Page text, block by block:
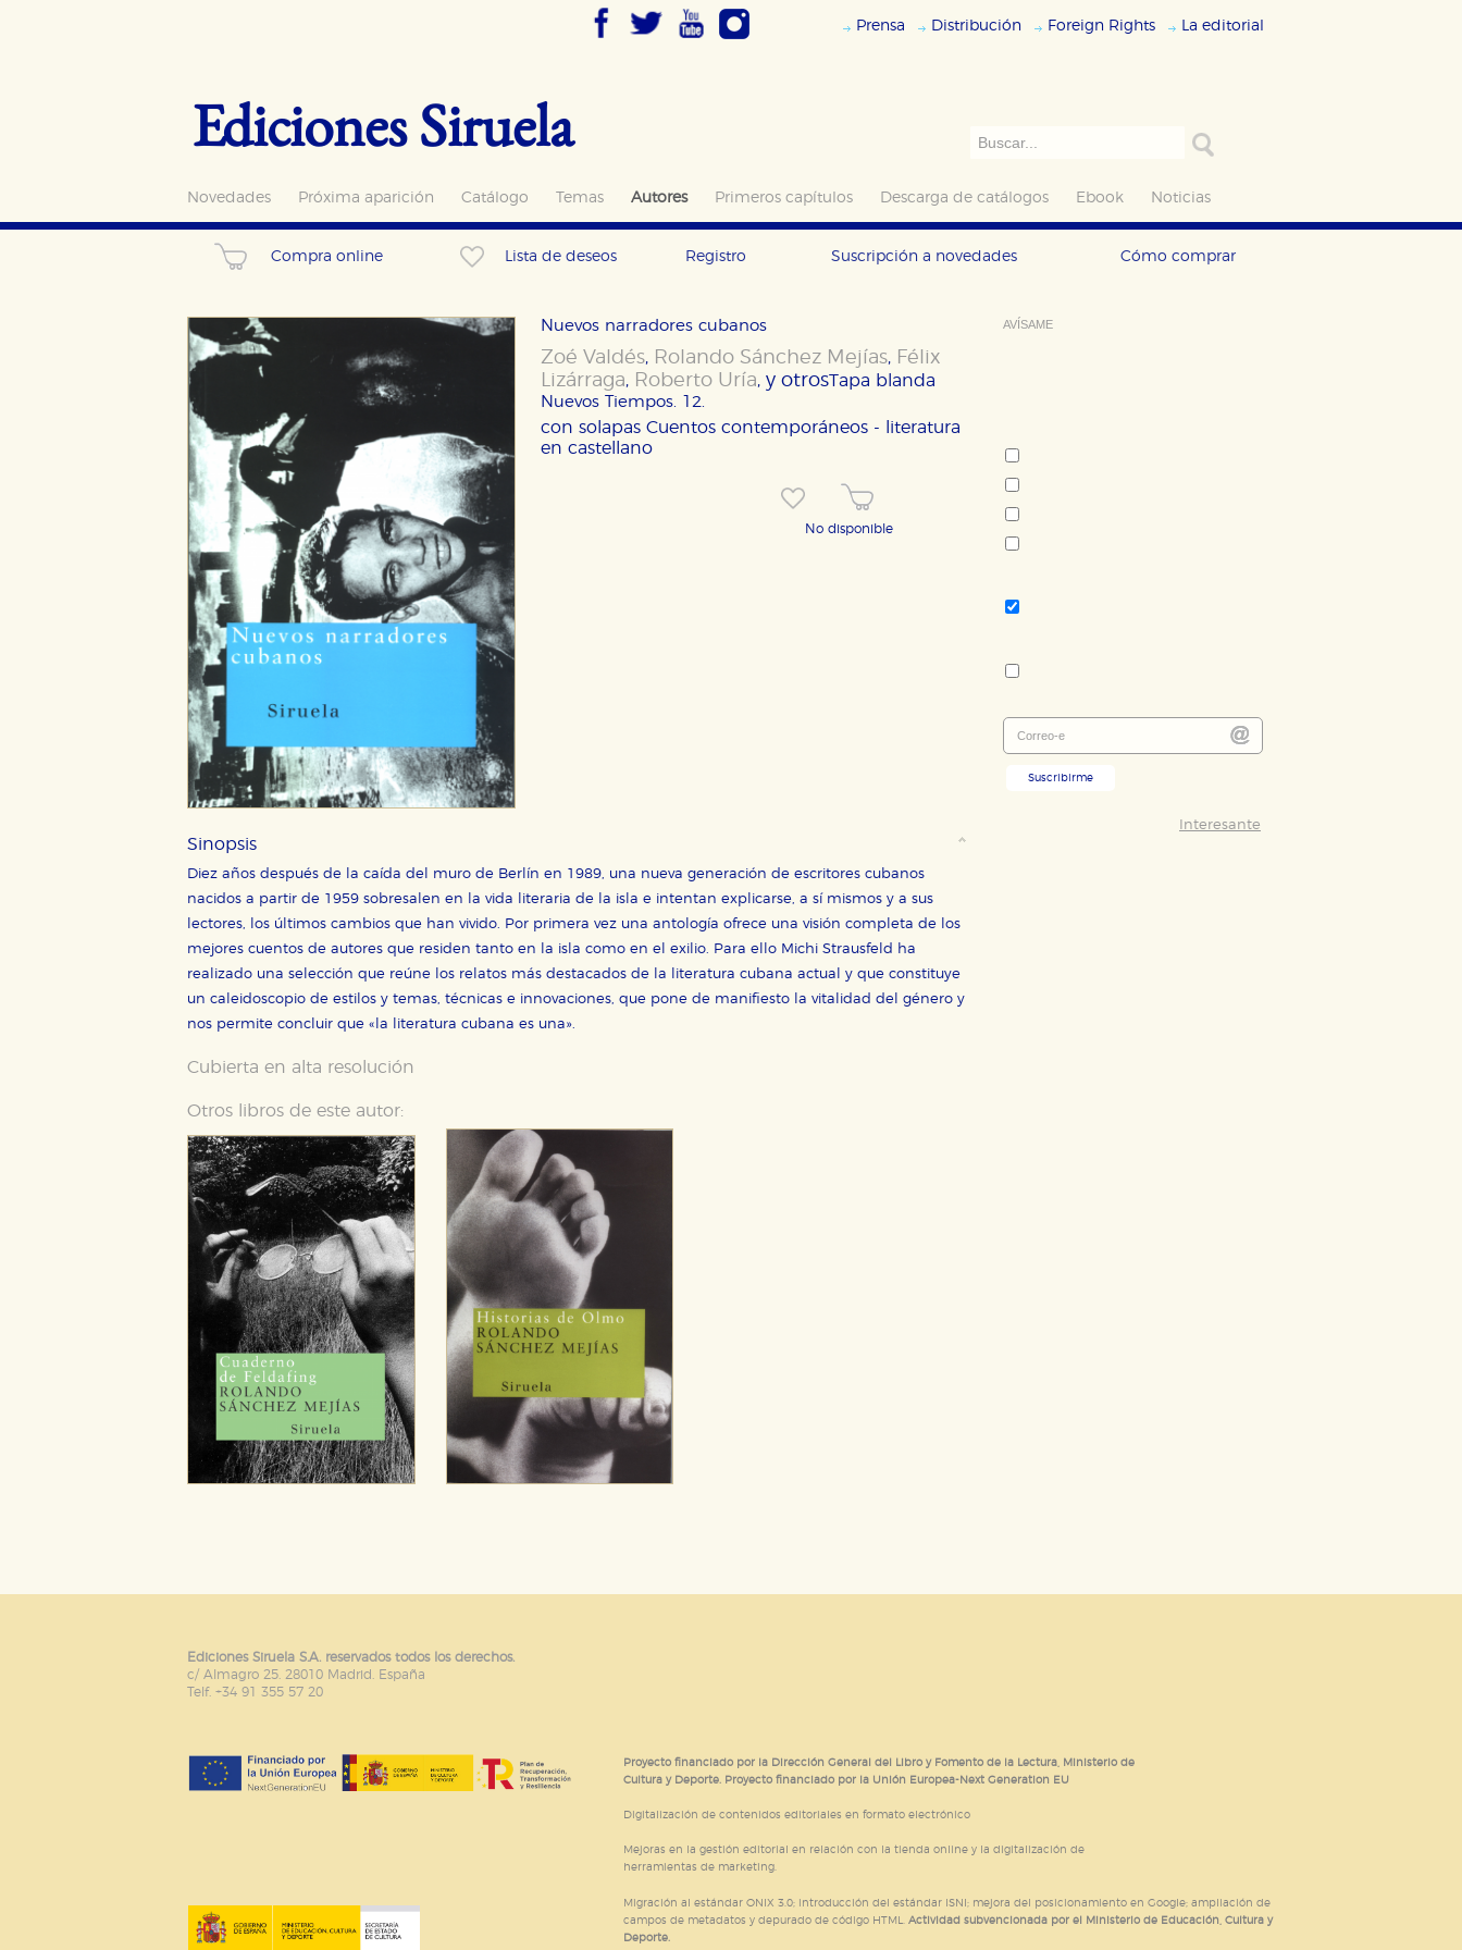
Prensa Distribución Foreign Rights La editorial
Ediciones Siruela
Novedades Próxima aparición Catálogo Temas Autores Primeros capítulos Descarga de catálogos Ebook Noticias
Compra online Lista de deseos Registro Suscripción a novedades Cómo comprar
Nuevos narradores cubanos
Zoé Valdés, Rolando Sánchez Mejías, Félix
Lizárraga, Roberto Uría, y otros
Nuevos Tiempos. 12.
Tapa blanda
con solapas Cuentos contemporáneos - literatura
en castellano
No disponible
Sinopsis
Diez años después de la caída del muro de Berlín en 1989, una nueva generación de escritores cubanos
nacidos a partir de 1959 sobresalen en la vida literaria de la isla e intentan explicarse, a sí mismos y a sus
lectores, los últimos cambios que han vivido. Por primera vez una antología ofrece una visión completa de los
mejores cuentos de autores que residen tanto en la isla como en el exilio. Para ello Michi Strausfeld ha
realizado una selección que reúne los relatos más destacados de la literatura cubana actual y que constituye
un caleidoscopio de estilos y temas, técnicas e innovaciones, que pone de manifiesto la vitalidad del género y
nos permite concluir que «la literatura cubana es una».
Cubierta en alta resolución
Otros libros de este autor:
AVÍSAME
Suscribirme
Interesante
Ediciones Siruela S.A. reservados todos los derechos.
c/ Almagro 25. 28010 Madrid. España
Telf. +34 91 355 57 20
Proyecto financiado por la Dirección General del Libro y Fomento de la Lectura, Ministerio de
Cultura y Deporte. Proyecto financiado por la Unión Europea-Next Generation EU
Digitalización de contenidos editoriales en formato electrónico
Mejoras en la gestión editorial en relación con la tienda online y la digitalización de
herramientas de marketing.
Migración al estándar ONIX 3.0; introducción del estándar ISNI; mejora del posicionamiento en Google; ampliación de
campos de metadatos y depurado de código HTML. Actividad subvencionada por el Ministerio de Educación, Cultura y
Deporte.
CONFIGURACIÓN DE COOKIES HABILITAR TODO RECHAZAR TODO
Cookies necesarias
Estas cookies son necesarias para que nuestro sitio web funcione y no es posible deshabilitarlas desde nuestro sistema. Es posible
hacerlo desde el navegador, pero en ese caso es posible que algunas áreas de nuestra web dejen de funcionar correctamente.
configuraciones de servicios para que no tenga que reconfigurarlos cada vez que nos visita. La información es agregada y, por lo
tanto, es anónima.
Cookies de publicidad y redes sociales
Estas cookies son gestionadas por nuestros socios publicitarios y se utilizan para mostrar publicidad relevante para sus intereses en
otros sitios. No almacenan directamente información personal sino que se basan en la identificación única de su navegador y
dispositivo de internet.
GUARDAR CONFIGURACIÓN
Puede consultar nuestrapolítica de cookies